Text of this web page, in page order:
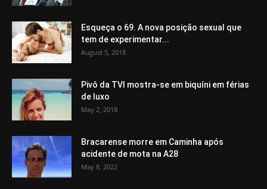
Esqueça o 69. A nova posição sexual que
tem de experimentar...
August 5, 2018
Pivô da TVI mostra-se em biquíni em férias
de luxo
May 2, 2018
Bracarense morre em Caminha após
acidente de mota na A28
May 8, 2022